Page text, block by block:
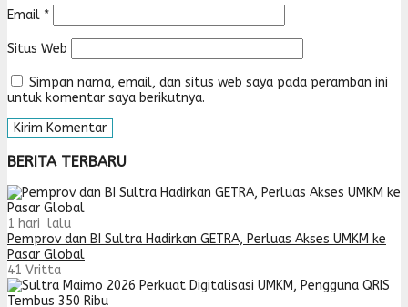
Email *
Situs Web
Simpan nama, email, dan situs web saya pada peramban ini
untuk komentar saya berikutnya.
BERITA TERBARU
1 hari lalu
Pemprov dan BI Sultra Hadirkan GETRA, Perluas Akses UMKM ke
Pasar Global
41 Vritta